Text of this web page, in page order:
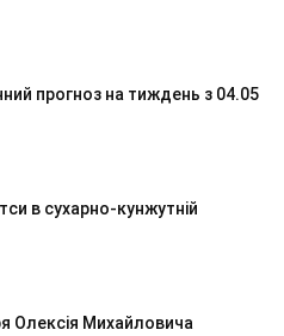
прогноз на тиждень з 04.05
в сухарно-кунжутній
Олексія Михайловича